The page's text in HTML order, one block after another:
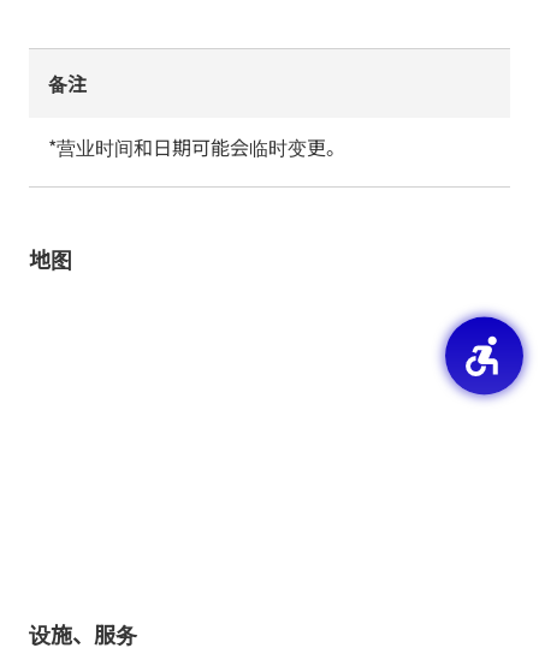
备注
*营业时间和日期可能会临时变更。
地图
设施、服务